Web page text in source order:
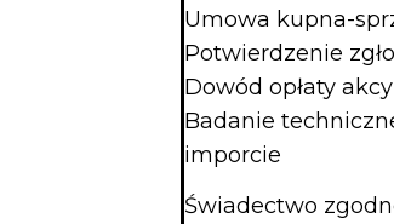
Umowa kupna-
Potwierdzenie
Dowód opłaty
Badanie
imporcie
Świadectwo